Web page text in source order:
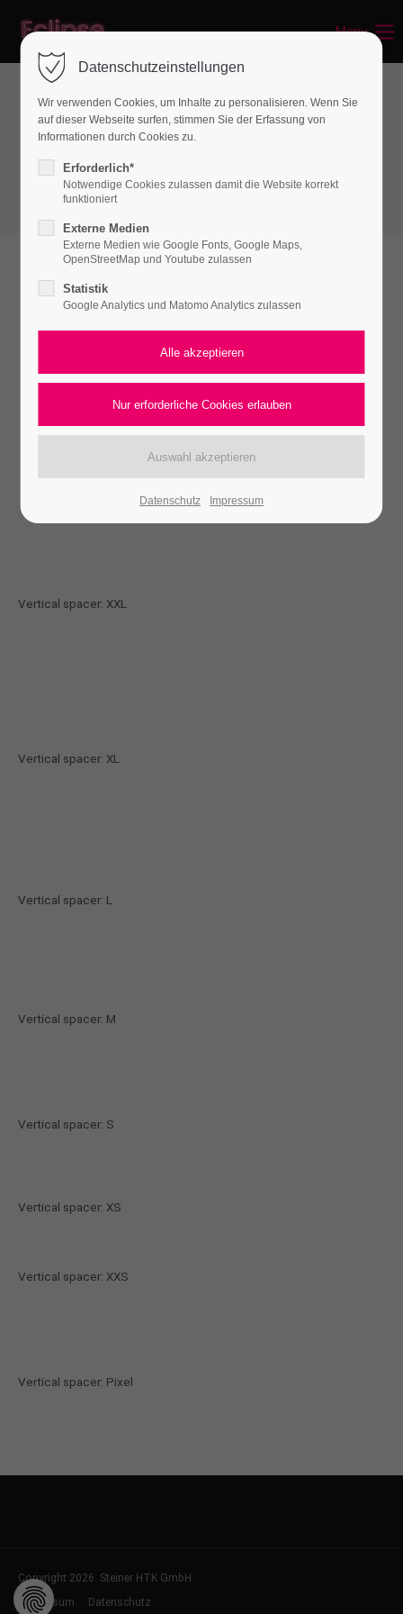
Menu
Spacer & Dividers
Vertical Spacer
The vertical spacers come pre-configured for
both desktop and mobile layouts but can also
be controlled separately. In addition to
predefined spacing options, they can also be
defined in pixels.
Vertical spacer: XXL
Vertical spacer: XL
Vertical spacer: L
Vertical spacer: M
Vertical spacer: S
Vertical spacer: XS
Vertical spacer: XXS
Vertical spacer: Pixel
Copyright 2026. Steiner HTK GmbH.
Impressum
Datenschutz
Datenschutzeinstellungen
Wir verwenden Cookies, um Inhalte zu personalisieren. Wenn Sie
auf dieser Webseite surfen, stimmen Sie der Erfassung von
Informationen durch Cookies zu.
Erforderlich*
Notwendige Cookies zulassen damit die Website korrekt
funktioniert
Externe Medien
Externe Medien wie Google Fonts, Google Maps,
OpenStreetMap und Youtube zulassen
Statistik
Google Analytics und Matomo Analytics zulassen
Datenschutz Impressum